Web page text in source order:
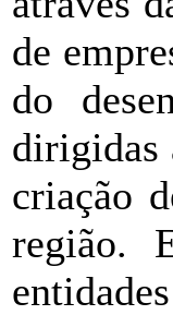
de
do
dirigidas
criação
região.